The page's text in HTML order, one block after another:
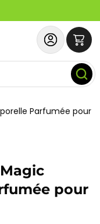
Parfumée pour
pour